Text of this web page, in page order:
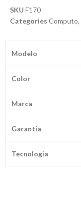
SKU F170
Categories Computo,
Modelo
Color
Marca
Garantia
Tecnologia